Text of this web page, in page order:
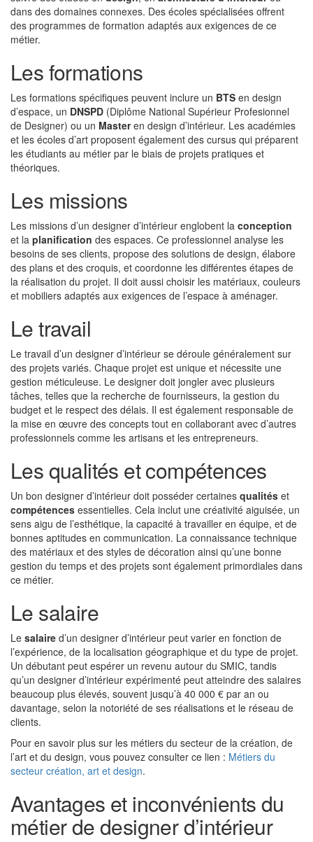
dans des domaines connexes. Des écoles spécialisées offrent
des programmes de formation adaptés aux exigences de ce
métier.
Les formations
Les formations spécifiques peuvent inclure un BTS en design
d’espace, un DNSPD (Diplôme National Supérieur Profesionnel
de Designer) ou un Masteren design d’intérieur. Les académies
et les écoles d’art proposent également des cursus qui préparent
les étudiants au métier par le biais de projets pratiques et
théoriques.
Les missions
Les missions d’un designer d’intérieur englobent la conception
et la planification des espaces. Ce professionnel analyse les
besoins de ses clients, propose des solutions de design, élabore
des plans et des croquis, et coordonne les différentes étapes de
la réalisation du projet. Il doit aussi choisir les matériaux, couleurs
et mobiliers adaptés aux exigences de l’espace à aménager.
Le travail
Le travail d’un designer d’intérieur se déroule généralement sur
des projets variés. Chaque projet est unique et nécessite une
gestion méticuleuse. Le designer doit jongler avec plusieurs
tâches, telles que la recherche de fournisseurs, la gestion du
budget et le respect des délais. Il est également responsable de
la mise en œuvre des concepts tout en collaborant avec d’autres
professionnels comme les artisans et les entrepreneurs.
Les qualités et compétences
Un bon designer d’intérieur doit posséder certaines qualités et
compétences essentielles. Cela inclut une créativité aiguisée, un
sens aigu de l’esthétique, la capacité à travailler en équipe, et de
bonnes aptitudes en communication. La connaissance technique
des matériaux et des styles de décoration ainsi qu’une bonne
gestion du temps et des projets sont également primordiales dans
ce métier.
Le salaire
Le salaire d’un designer d’intérieur peut varier en fonction de
l’expérience, de la localisation géographique et du type de projet.
Un débutant peut espérer un revenu autour du SMIC, tandis
qu’un designer d’intérieur expérimenté peut atteindre des salaires
beaucoup plus élevés, souvent jusqu’à 40 000 € par an ou
davantage, selon la notoriété de ses réalisations et le réseau de
clients.
Pour en savoir plus sur les métiers du secteur de la création, de
l’art et du design, vous pouvez consulter ce lien : Métiers du
secteur création, art et design.
Avantages et inconvénients du
métier de designer d’intérieur